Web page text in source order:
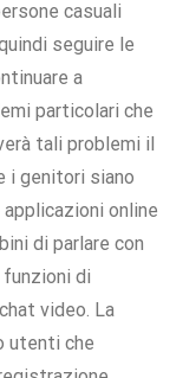
casuali
seguire le
a
particolari che
tali problemi il
i genitori siano
online
di parlare con
di
video. La
utenti che